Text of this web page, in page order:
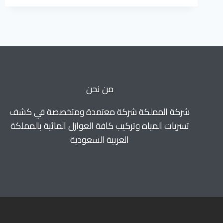
من نحن
شركة المملكة شركة معتمدة ومتخصصة في كشف
تسربات المياه وتركيب كافة العوازل المائية بالمملكة
العربية السعودية